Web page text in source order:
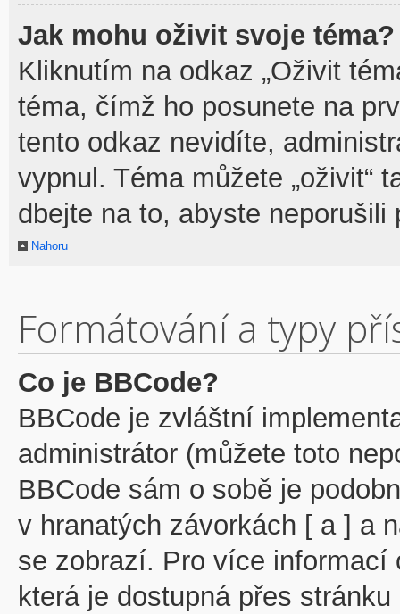
Jak mohu oživit svoje téma?
Kliknutím na odkaz „Oživit
téma, čímž ho posunete na
tento odkaz nevidíte,
vypnul. Téma můžete „oživit“
dbejte na to, abyste neporušili
Nahoru
Formátování a typy
Co je BBCode?
BBCode je zvláštní
administrátor (můžete toto
BBCode sám o sobě je
v hranatých závorkách [ a ] a
se zobrazí. Pro více informací
která je dostupná přes